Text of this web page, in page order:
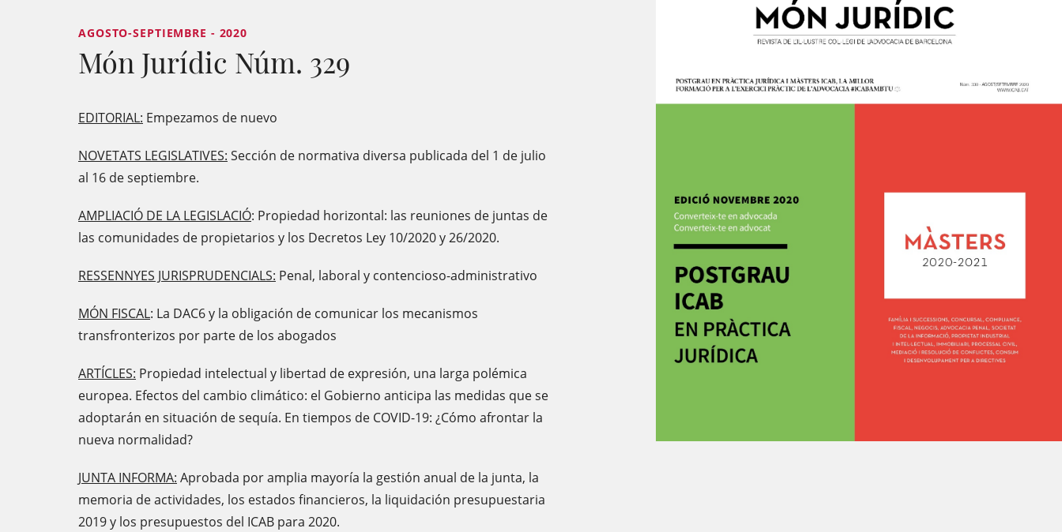
AGOSTO-SEPTIEMBRE - 2020
Món Jurídic Núm. 329
EDITORIAL: Empezamos de nuevo
NOVETATS LEGISLATIVES: Sección de normativa diversa publicada del 1 de julio
al 16 de septiembre.
AMPLIACIÓ DE LA LEGISLACIÓ: Propiedad horizontal: las reuniones de juntas de
las comunidades de propietarios y los Decretos Ley 10/2020 y 26/2020.
RESSENNYES JURISPRUDENCIALS: Penal, laboral y contencioso-administrativo
MÓN FISCAL: La DAC6 y la obligación de comunicar los mecanismos
transfronterizos por parte de los abogados
ARTÍCLES: Propiedad intelectual y libertad de expresión, una larga polémica
europea. Efectos del cambio climático: el Gobierno anticipa las medidas que se
adoptarán en situación de sequía. En tiempos de COVID-19: ¿Cómo afrontar la
nueva normalidad?
JUNTA INFORMA: Aprobada por amplia mayoría la gestión anual de la junta, la
memoria de actividades, los estados financieros, la liquidación presupuestaria
2019 y los presupuestos del ICAB para 2020.